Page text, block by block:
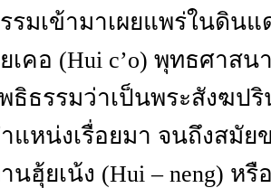
รมเข้ามาเผยแพร่ในดิน
เคอ (Hui c’o) พุทธศาสน
ธิธรรมว่าเป็นพระสังฆป
แหน่งเรื่อยมา จนถึงสมั
นฮุ้ยเน้ง (Hui – neng) หรื